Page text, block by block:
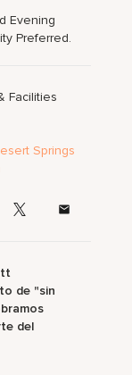
Evening
Preferred.
Facilities
Springs
de "sin
del